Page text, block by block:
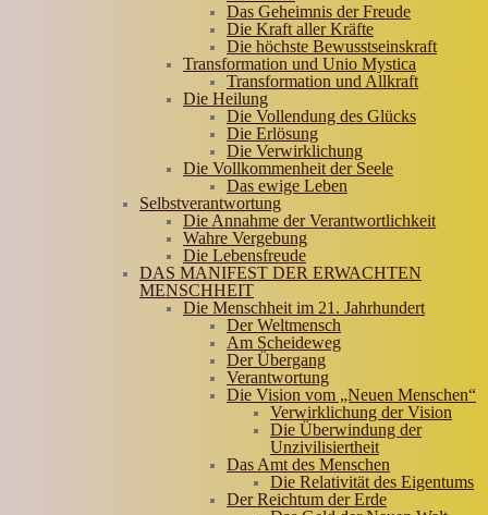
Das Geheimnis der Freude
Die Kraft aller Kräfte
Die höchste Bewusstseinskraft
Transformation und Unio Mystica
Transformation und Allkraft
Die Heilung
Die Vollendung des Glücks
Die Erlösung
Die Verwirklichung
Die Vollkommenheit der Seele
Das ewige Leben
Selbstverantwortung
Die Annahme der Verantwortlichkeit
Wahre Vergebung
Die Lebensfreude
DAS MANIFEST DER ERWACHTEN
MENSCHHEIT
Die Menschheit im 21. Jahrhundert
Der Weltmensch
Am Scheideweg
Der Übergang
Verantwortung
Die Vision vom „Neuen Menschen“
Verwirklichung der Vision
Die Überwindung der
Unzivilisiertheit
Das Amt des Menschen
Die Relativität des Eigentums
Der Reichtum der Erde